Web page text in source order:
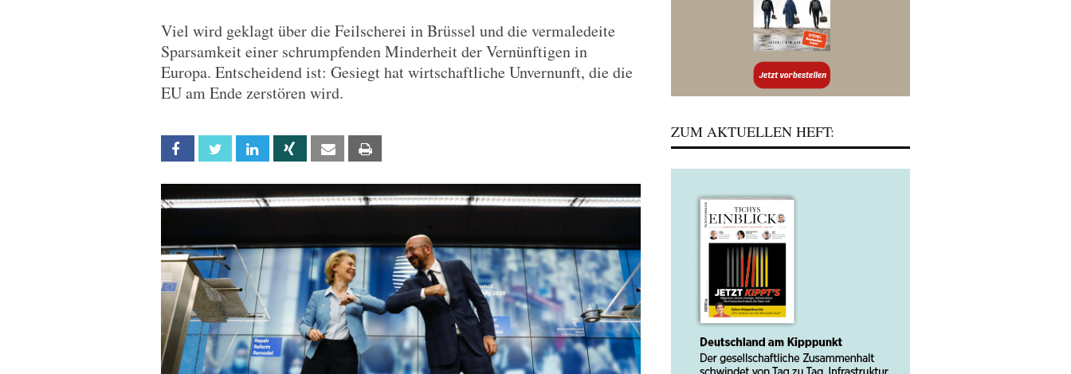
Viel wird geklagt über die Feilscherei in Brüssel und die vermaledeite
Sparsamkeit einer schrumpfenden Minderheit der Vernünftigen in
Europa. Entscheidend ist: Gesiegt hat wirtschaftliche Unvernunft, die die
EU am Ende zerstören wird.
Facebook Twitter Linkedin Xing Email
ZUM AKTUELLEN HEFT: